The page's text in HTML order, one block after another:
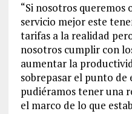
“Si nosotros queremos
servicio mejor este
tarifas a la realidad
nosotros cumplir con
aumentar la
sobrepasar el punto
pudiéramos tener una
el marco de lo que